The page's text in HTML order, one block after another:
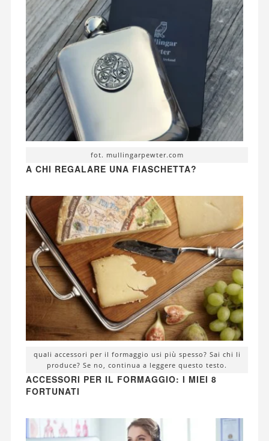
fot. mullingarpewter.com
A CHI REGALARE UNA FIASCHETTA?
quali accessori per il formaggio usi più spesso? Sai chi li
produce? Se no, continua a leggere questo testo.
ACCESSORI PER IL FORMAGGIO: I MIEI 8
FORTUNATI